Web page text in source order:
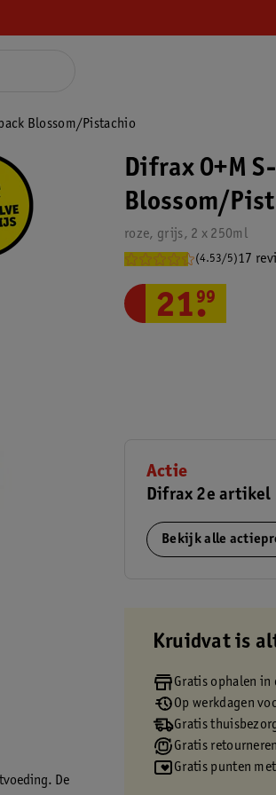
Blossom/Pistachio
De
Difrax 0+M
Blossom/
roze, grijs, 2 x 250ml
(4.53/5)17
21.
99
Actie
Difrax 2e artikel
Bekijk alle
Kruidvat is
Gratis ophalen in
Op werkdagen
Gratis
Gratis
Gratis punten